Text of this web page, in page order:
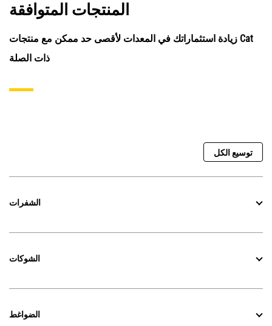
المنتجات المتوافقة
زيادة استثماراتك في المعدات لأقصى حد ممكن مع منتجات Cat
ذات الصلة
توسيع الكل
الشفرات
الشوكات
الضواغط